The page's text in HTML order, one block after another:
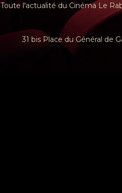
Toute l'actualité du Cinéma Le
31 bis Place du Général de